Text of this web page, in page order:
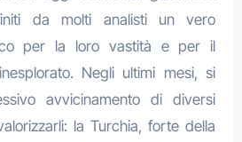
da molti analisti un vero
per la loro vastità e per il
Negli ultimi mesi, si
avvicinamento di diversi
la Turchia, forte della